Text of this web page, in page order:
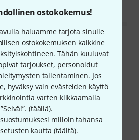
ostokokemus!
haluamme tarjota sinulle
ostokokemuksen kaikkine
Tähän kuuluvat
tarjoukset, personoidut
tallentaminen. Jos
hyväksy vain evästeiden käyttö
varten klikkaamalla
”Selvä!”. (täällä).
milloin tahansa
kautta (täältä).
what it needs to do
03.03.2025